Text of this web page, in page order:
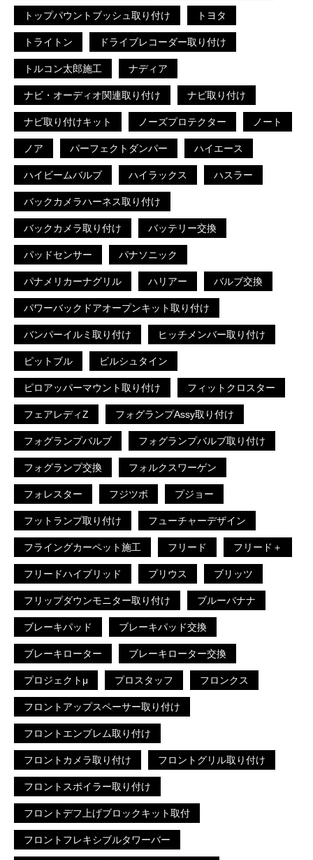
トップパウントブッシュ取り付け トヨタ
トライトン ドライブレコーダー取り付け
トルコン太郎施工 ナディア
ナビ・オーディオ関連取り付け ナビ取り付け
ナビ取り付けキット ノーズプロテクター ノート
ノア パーフェクトダンパー ハイエース
ハイビームバルブ ハイラックス ハスラー
バックカメラハーネス取り付け
バックカメラ取り付け バッテリー交換
パッドセンサー パナソニック
パナメリカーナグリル ハリアー バルブ交換
パワーバックドアオープンキット取り付け
バンパーイルミ取り付け ヒッチメンバー取り付け
ピットブル ビルシュタイン
ピロアッパーマウント取り付け フィットクロスター
フェアレディZ フォグランプAssy取り付け
フォグランプバルブ フォグランプバルブ取り付け
フォグランプ交換 フォルクスワーゲン
フォレスター フジツボ プジョー
フットランプ取り付け フューチャーデザイン
フライングカーペット施工 フリード フリード＋
フリードハイブリッド プリウス ブリッツ
フリップダウンモニター取り付け ブルーバナナ
ブレーキパッド ブレーキパッド交換
ブレーキローター ブレーキローター交換
プロジェクトμ プロスタッフ フロンクス
フロントアップスペーサー取り付け
フロントエンブレム取り付け
フロントカメラ取り付け フロントグリル取り付け
フロントスポイラー取り付け
フロントデフ上げブロックキット取付
フロントフレキシブルタワーバー